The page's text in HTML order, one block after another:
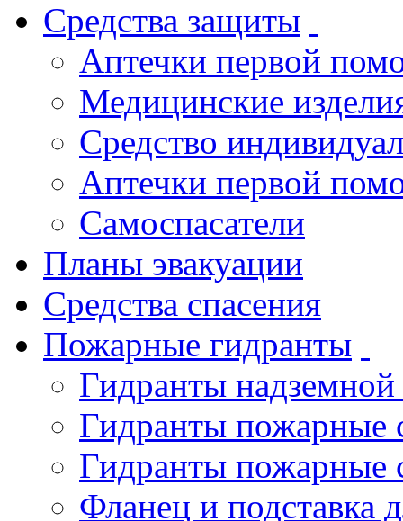
Средства защиты
Аптечки первой
Медицинские
Средство
Аптечки первой
Самоспасатели
Планы эвакуации
Средства спасения
Пожарные гидранты
Гидранты
Гидранты пожарные
Гидранты пожарные
Фланец и подставка